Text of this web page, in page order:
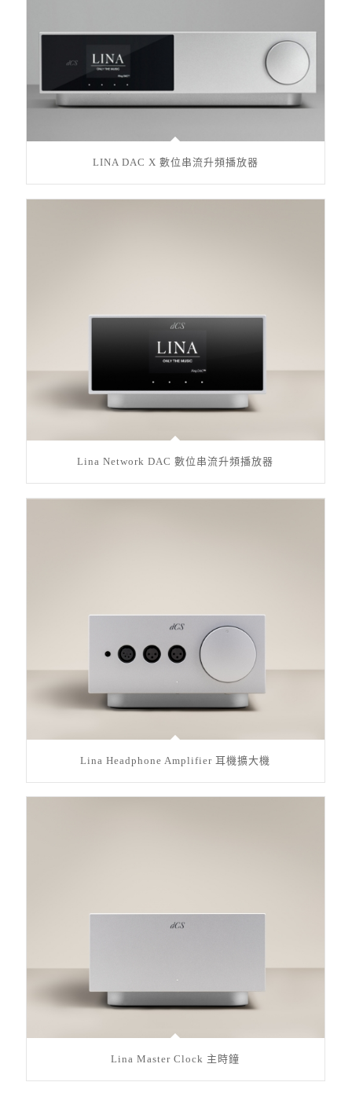
LINA DAC X 數位串流升頻播放器
Lina Network DAC 數位串流升頻播放器
Lina Headphone Amplifier 耳機擴大機
Lina Master Clock 主時鐘